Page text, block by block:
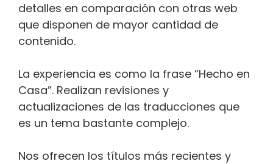
detalles en comparación con otras web
que disponen de mayor cantidad de
contenido.
La experiencia es como la frase “Hecho en
Casa”. Realizan revisiones y
actualizaciones de las traducciones que
es un tema bastante complejo.
Nos ofrecen los títulos más recientes y